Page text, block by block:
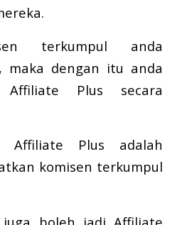
terkumpul anda
maka dengan itu anda
Plus secara
Affiliate Plus adalah
komisen terkumpul